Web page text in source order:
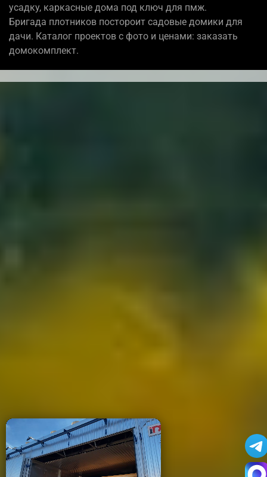
усадку, каркасные дома под ключ для пмж.
Бригада плотников постороит садовые домики для
дачи. Каталог проектов с фото и ценами: заказать
домокомплект.